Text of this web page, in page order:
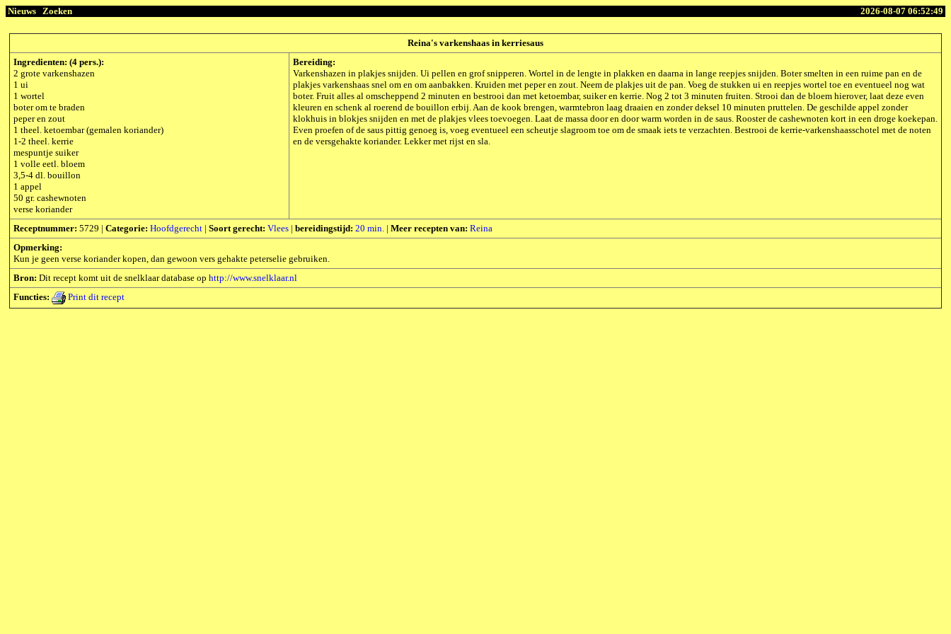
Nieuws Zoeken 2026-08-07 06:52:49
Reina's varkenshaas in kerriesaus
Ingredienten: (4 pers.):
2 grote varkenshazen
1 ui
1 wortel
boter om te braden
peper en zout
1 theel. ketoembar (gemalen koriander)
1-2 theel. kerrie
mespuntje suiker
1 volle eetl. bloem
3,5-4 dl. bouillon
1 appel
50 gr. cashewnoten
verse koriander
Bereiding:
Varkenshazen in plakjes snijden. Ui pellen en grof snipperen. Wortel in de lengte in plakken en daarna in lange reepjes snijden. Boter smelten in een ruime pan en de
plakjes varkenshaas snel om en om aanbakken. Kruiden met peper en zout. Neem de plakjes uit de pan. Voeg de stukken ui en reepjes wortel toe en eventueel nog wat
boter. Fruit alles al omscheppend 2 minuten en bestrooi dan met ketoembar, suiker en kerrie. Nog 2 tot 3 minuten fruiten. Strooi dan de bloem hierover, laat deze even
kleuren en schenk al roerend de bouillon erbij. Aan de kook brengen, warmtebron laag draaien en zonder deksel 10 minuten pruttelen. De geschilde appel zonder
klokhuis in blokjes snijden en met de plakjes vlees toevoegen. Laat de massa door en door warm worden in de saus. Rooster de cashewnoten kort in een droge koekepan.
Even proefen of de saus pittig genoeg is, voeg eventueel een scheutje slagroom toe om de smaak iets te verzachten. Bestrooi de kerrie-varkenshaasschotel met de noten
en de versgehakte koriander. Lekker met rijst en sla.
Receptnummer: 5729 | Categorie: Hoofdgerecht | Soort gerecht: Vlees | bereidingstijd: 20 min. | Meer recepten van: Reina
Opmerking:
Kun je geen verse koriander kopen, dan gewoon vers gehakte peterselie gebruiken.
Bron: Dit recept komt uit de snelklaar database op http://www.snelklaar.nl
Functies:
Print dit recept